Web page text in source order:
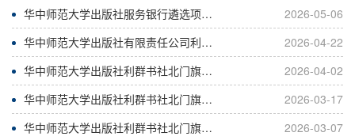
2026-05-06
华中师范大学出版社服务银行遴选项目采购公告
2026-04-22
华中师范大学出版社有限责任公司利群书社北门旗舰店装修施工项目中标公告
2026-04-02
华中师范大学出版社利群书社北门旗舰店装修施工项目二次采购公告
2026-03-17
华中师范大学出版社利群书社北门旗舰店装修施工项目废标公告
2026-03-07
华中师范大学出版社利群书社北门旗舰店装修施工项目采购公告